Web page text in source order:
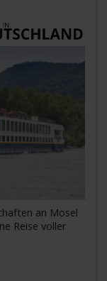
an Mosel
Reise voller